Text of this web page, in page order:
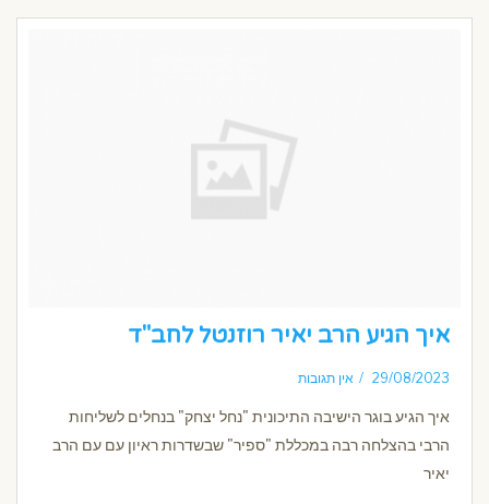
איך הגיע הרב יאיר רוזנטל לחב"ד
29/08/2023 אין תגובות
איך הגיע בוגר הישיבה התיכונית "נחל יצחק" בנחלים לשליחות
הרבי בהצלחה רבה במכללת "ספיר" שבשדרות ראיון עם עם הרב
יאיר